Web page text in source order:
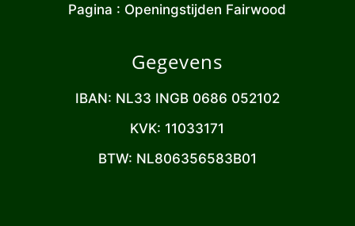
Pagina : Openingstijden Fairwood
Gegevens
IBAN: NL33 INGB 0686 052102
KVK: 11033171
BTW: NL806356583B01